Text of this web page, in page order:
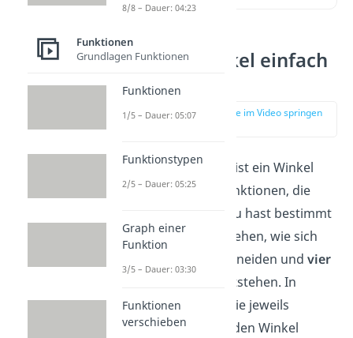
Schnittwinkel einfach
erklärt
zur Stelle im Video springen
Ein Schnittwinkel ist ein Winkel
zwischen zwei Funktionen, die
Du hast bestimmt
schon einmal gesehen, wie sich
schneiden undvier
entstehen. In
diesem Fall sind die jeweils
gegenüberliegenden Winkel
8/8 – Dauer: 04:23
Funktionen
Grundlagen Funktionen
Funktionen
1/5 – Dauer: 05:07
Funktionstypen
2/5 – Dauer: 05:25
Graph einer
Funktion
3/5 – Dauer: 03:30
Funktionen
verschieben